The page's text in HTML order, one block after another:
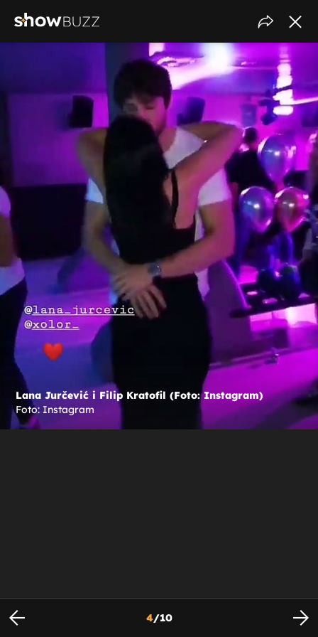
Lana Jurčević i Filip Kratofil (Foto: Instagram)
Foto: Instagram
4/10